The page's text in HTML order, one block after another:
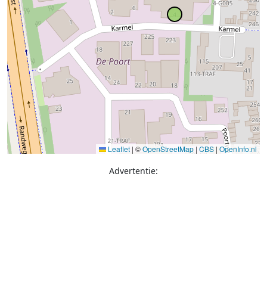
Leaflet | ©OpenStreetMap | CBS | OpenInfo.nl
Advertentie: